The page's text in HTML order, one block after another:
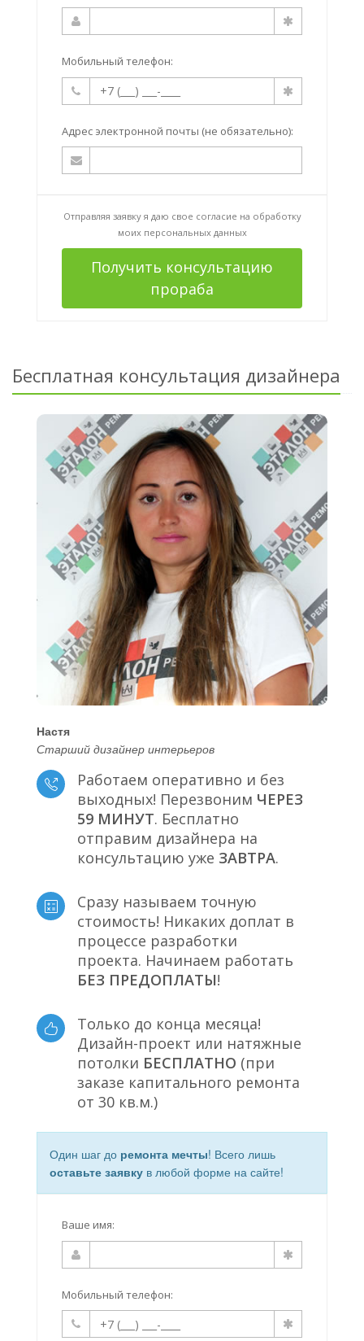
Мобильный телефон:
Адрес электронной почты (не обязательно):
Отправляя заявку я даю свое согласие на обработку
моих персональных данных
Получить консультацию
прораба
Бесплатная консультация дизайнера
Настя
Старший дизайнер интерьеров
Работаем оперативно и без
выходных! Перезвоним ЧЕРЕЗ
59 МИНУТ. Бесплатно
отправим дизайнера на
консультацию уже ЗАВТРА.
Сразу называем точную
стоимость! Никаких доплат в
процессе разработки
проекта. Начинаем работать
БЕЗ ПРЕДОПЛАТЫ!
Только до конца месяца!
Дизайн-проект или натяжные
потолки БЕСПЛАТНО (при
заказе капитального ремонта
от 30 кв.м.)
Один шаг до ремонта мечты! Всего лишь
оставьте заявку в любой форме на сайте!
Ваше имя:
Мобильный телефон: